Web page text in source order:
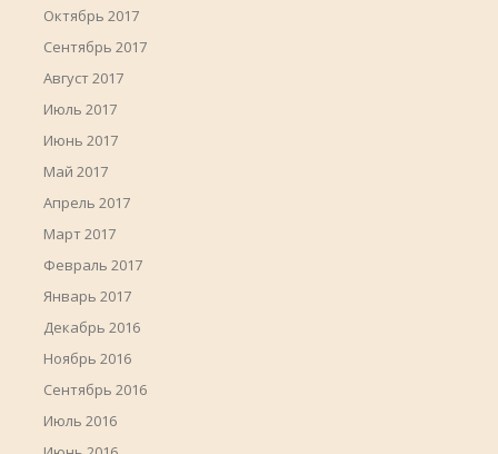
Октябрь 2017
Сентябрь 2017
Август 2017
Июль 2017
Июнь 2017
Май 2017
Апрель 2017
Март 2017
Февраль 2017
Январь 2017
Декабрь 2016
Ноябрь 2016
Сентябрь 2016
Июль 2016